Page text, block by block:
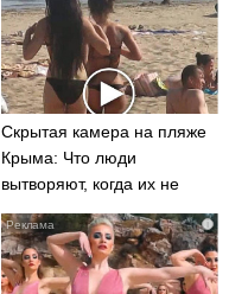
Скрытая камера на пляже
Крыма: Что люди
вытворяют, когда их не
видят...
i